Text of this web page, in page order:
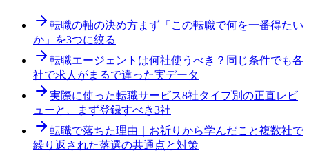
転職の軸の決め方まず「この転職で何を一番得たい
か」を3つに絞る
転職エージェントは何社使うべき？ 同じ条件でも各
社で求人がまるで違った実データ
実際に使った転職サービス8社タイプ別の正直レビ
ューと、まず登録すべき3社
転職で落ちた理由｜お祈りから学んだこと複数社で
繰り返された落選の共通点と対策